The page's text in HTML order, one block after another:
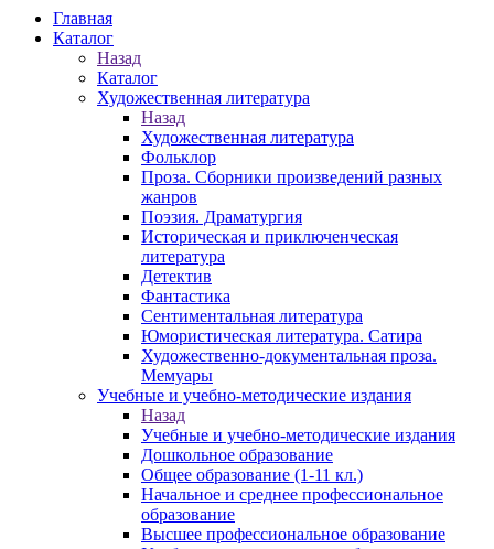
Главная
Каталог
Назад
Каталог
Художественная литература
Назад
Художественная литература
Фольклор
Проза. Сборники произведений разных
жанров
Поэзия. Драматургия
Историческая и приключенческая
литература
Детектив
Фантастика
Сентиментальная литература
Юмористическая литература. Сатира
Художественно-документальная проза.
Мемуары
Учебные и учебно-методические издания
Назад
Учебные и учебно-методические издания
Дошкольное образование
Общее образование (1-11 кл.)
Начальное и среднее профессиональное
образование
Высшее профессиональное образование